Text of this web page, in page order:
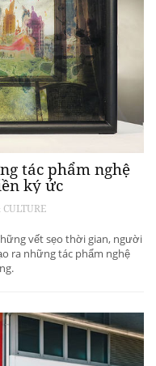
tác phẩm nghệ
ký ức
vết sẹo thời gian, người
ra những tác phẩm nghệ